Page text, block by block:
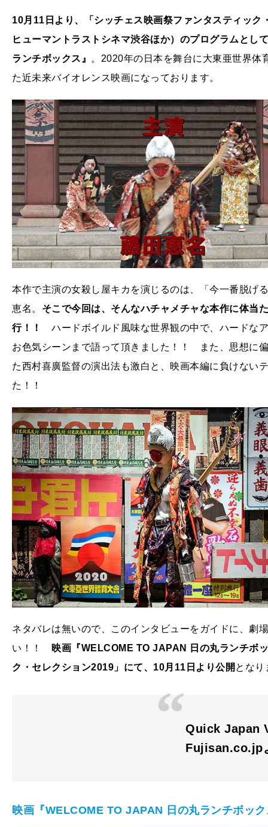
10月11日より、「シッチェス映画祭ファンタスティッ
ヒューマントラストシネマ渋谷ほか）のプログラムと
ランチボックス』
。2020年の日本を舞台に大東亜世界体
た近未来バイオレンス映画になっております。
本作で主演の女殺し屋キカを演じるのは、「今一番脱げ
恵名。 そこで今回は、そんなハチャメチャな本作に体当
行！！
ハードボイルド風味な世界観の中で、ハードな
お色気シーンまで語って頂きました！！ また、思想に
た西村喜廣監督の演出法も激白と、映画本編に負けない
た！！
ネタバレは無いので、このインタビューをガイドに、劇
い！！
映画『WELCOME TO JAPAN 日の丸ランチボ
ク・セレクション2019」にて、10月11日より公開 となり
Quick Japan
Fujisan.co.jp
映画『WELCOME TO JAPAN 日の丸ランチボッ